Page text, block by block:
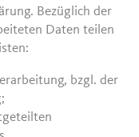
Bezüglich der
Daten teilen
bzgl. der